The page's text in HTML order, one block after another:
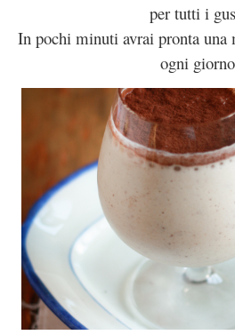
per tutti i
In pochi minuti avrai pronta una
ogni